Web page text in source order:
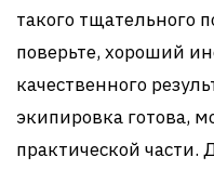
такого тщательного
поверьте, хороший
качественного
экипировка готова,
практической части.